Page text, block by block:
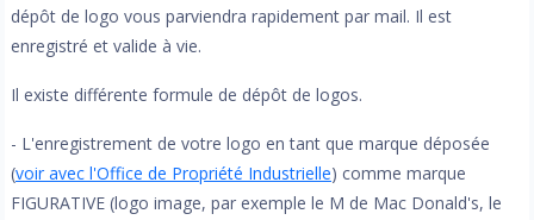
dépôt de logo vous parviendra rapidement par mail. Il est
enregistré et valide à vie.
Il existe différente formule de dépôt de logos.
- L'enregistrement de votre logo en tant que marque déposée
(voir avec l'Office de Propriété Industrielle) comme marque
FIGURATIVE (logo image, par exemple le M de Mac Donald's, le